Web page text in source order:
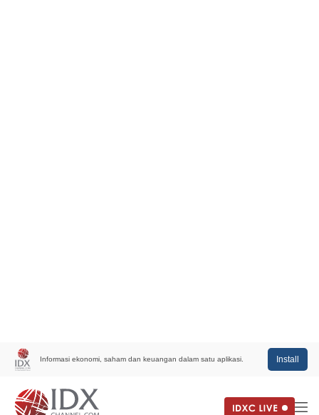
Informasi ekonomi, saham dan keuangan dalam satu aplikasi. Install